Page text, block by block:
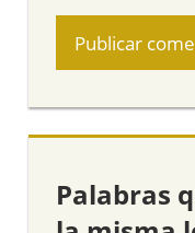
Palabras